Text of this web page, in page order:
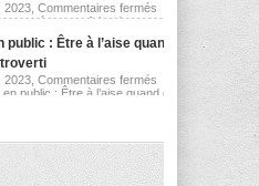
Commentaires fermés
son réseau et faire des
public : Être à l’aise quand
Commentaires fermés
public : Être à l’aise quand on